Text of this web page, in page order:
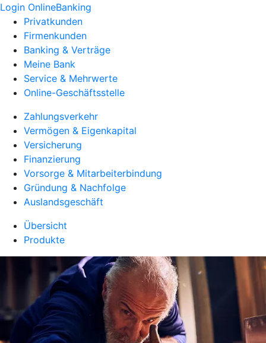
Login OnlineBanking
Privatkunden
Firmenkunden
Banking & Verträge
Meine Bank
Service & Mehrwerte
Online-Geschäftsstelle
Zahlungsverkehr
Vermögen & Eigenkapital
Versicherung
Finanzierung
Vorsorge & Mitarbeiterbindung
Gründung & Nachfolge
Auslandsgeschäft
Übersicht
Produkte